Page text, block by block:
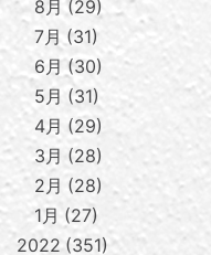
8月
29
7月
31
6月
30
5月
31
4月
29
3月
28
2月
28
1月
27
2022 351